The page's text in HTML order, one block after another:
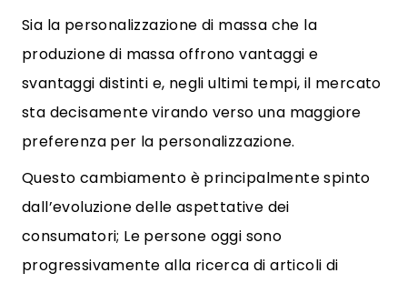
Sia la personalizzazione di massa che la
produzione di massa offrono vantaggi e
svantaggi distinti e, negli ultimi tempi, il mercato
sta decisamente virando verso una maggiore
preferenza per la personalizzazione.
Questo cambiamento è principalmente spinto
dall’evoluzione delle aspettative dei
consumatori; Le persone oggi sono
progressivamente alla ricerca di articoli di